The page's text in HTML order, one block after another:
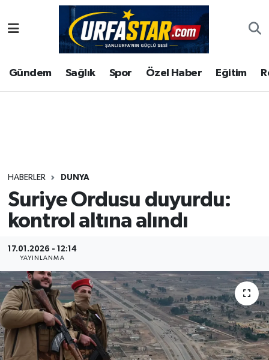
Gündem Sağlık Spor Özel Haber Eğitim
HABERLER DUNYA
Suriye Ordusu duyurdu:
kontrol altına alındı
17.01.2026 - 12:14
YAYINLANMA
ASAYİS
ÇEVRE
Gündem
Kültür
Magazin
Şanlıurfa Nöbetçi Eczaneler
Şanlıurfa Hava Durumu
Tüm Manşetler
Son Dakika Haberleri
Haber Arşivi